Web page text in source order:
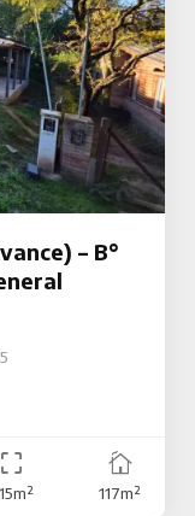
– B°
117m²